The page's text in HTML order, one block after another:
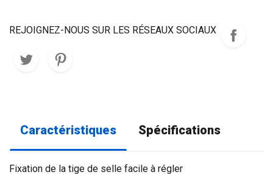
REJOIGNEZ-NOUS SUR LES RÉSEAUX SOCIAUX
Caractéristiques Spécifications
Fixation de la tige de selle facile à régler